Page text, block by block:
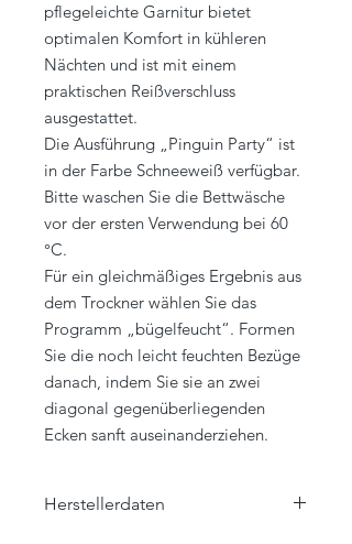
pflegeleichte Garnitur bietet
optimalen Komfort in kühleren
Nächten und ist mit einem
praktischen Reißverschluss
ausgestattet.
Die Ausführung „Pinguin Party“ ist
in der Farbe Schneeweiß verfügbar.
Bitte waschen Sie die Bettwäsche
vor der ersten Verwendung bei 60
°C.
Für ein gleichmäßiges Ergebnis aus
dem Trockner wählen Sie das
Programm „bügelfeucht“. Formen
Sie die noch leicht feuchten Bezüge
danach, indem Sie sie an zwei
diagonal gegenüberliegenden
Ecken sanft auseinanderziehen.
Herstellerdaten